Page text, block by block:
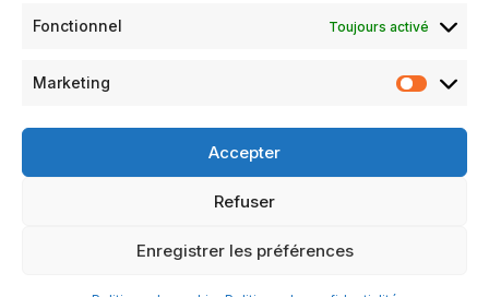
Fonctionnel Toujours activé
Marketing
Accepter
Refuser
Enregistrer les préférences
Politique de cookies (UE)